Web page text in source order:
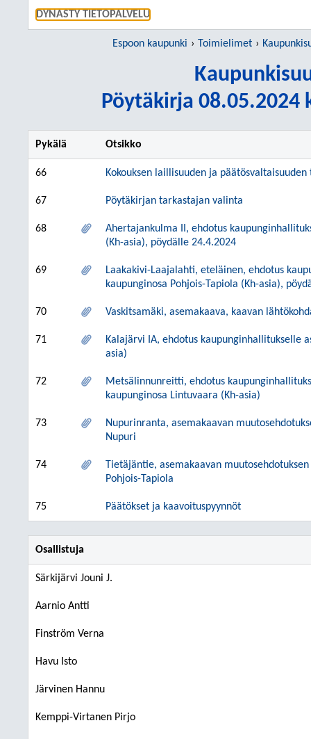
DYNASTY TIETOPALVELU
Espoon kaupunki Toimielimet
Pöytäkirja 08.05.2024
Pykälä Otsikko
66 Kokouksen laillisuuden ja
67 Pöytäkirjan tarkastajan valinta
68
Ahertajankulma II, ehdotus
(Kh-asia), pöydälle 24.4.2024
69
Laakakivi-Laajalahti, eteläinen, ehdotus
kaupunginosa Pohjois-Tapiola (Kh-asia),
70 Vaskitsamäki, asemakaava, kaavan
71
Kalajärvi IA, ehdotus kaupunginhallitukselle
asia)
72
Metsälinnunreitti, ehdotus
kaupunginosa Lintuvaara (Kh-asia)
73
Nupurinranta, asemakaavan
Nupuri
74
Tietäjäntie, asemakaavan
Pohjois-Tapiola
75 Päätökset ja kaavoituspyynnöt
Osallistuja
Särkijärvi Jouni J.
Aarnio Antti
Finström Verna
Havu Isto
Järvinen Hannu
Kemppi-Virtanen Pirjo